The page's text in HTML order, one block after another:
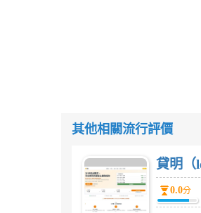
其他相關流行評價
貸明（
0.0分